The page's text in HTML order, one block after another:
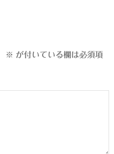
※ が付いている欄は必須項